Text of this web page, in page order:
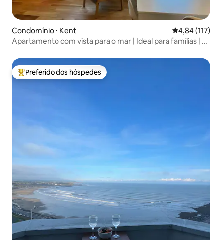
Condomínio ⋅ Kent 4,84 de uma
4,84 (117)
Apartamento com vista para o mar | Ideal para famílias | À
Entre os melhores preferidos dos hóspedes
Preferido dos hóspedes